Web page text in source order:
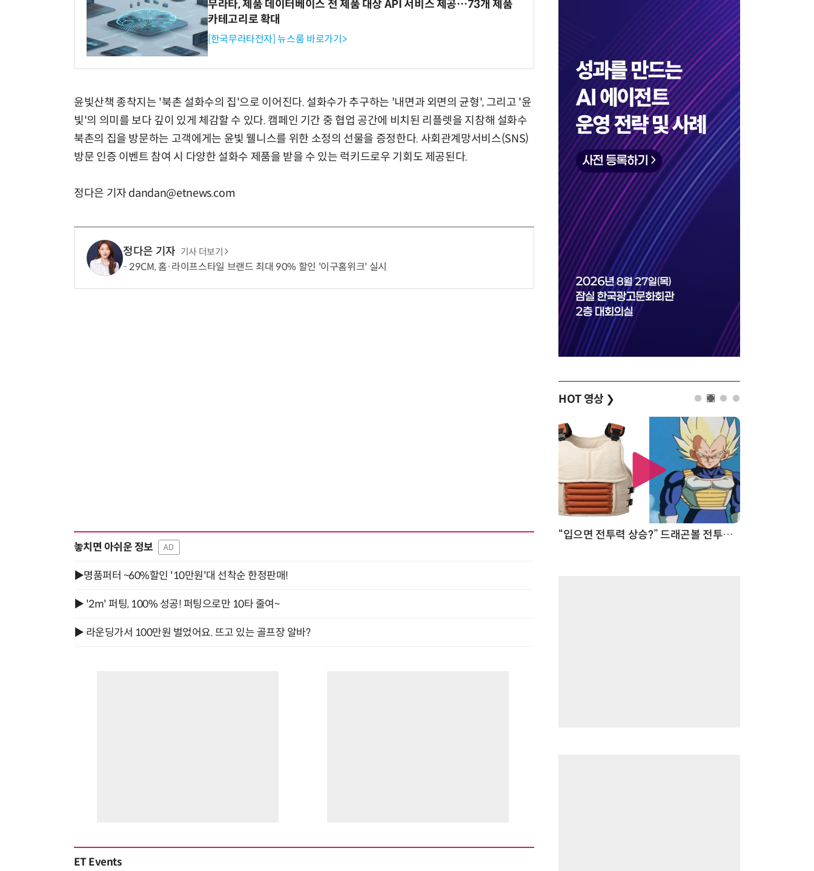
무라타, 제품 데이터베이스 전 제품 대상 API 서비스 제공…73개 제품
카테고리로 확대
[한국무라타전자] 뉴스룸 바로가기>
윤빛산책 종착지는 '북촌 설화수의 집'으로 이어진다. 설화수가 추구하는 '내면과 외면의 균형', 그리고 '윤
빛'의 의미를 보다 깊이 있게 체감할 수 있다. 캠페인 기간 중 협업 공간에 비치된 리플렛을 지참해 설화수
북촌의 집을 방문하는 고객에게는 윤빛 웰니스를 위한 소정의 선물을 증정한다. 사회관계망서비스(SNS)
방문 인증 이벤트 참여 시 다양한 설화수 제품을 받을 수 있는 럭키드로우 기회도 제공된다.
정다은 기자 dandan@etnews.com
정다은 기자 기사 더보기
29CM, 홈·라이프스타일 브랜드 최대 90% 할인 '이구홈위크' 실시
놓치면 아쉬운 정보 AD
▶명품퍼터 ~60%할인 '10만원'대 선착순 한정판매!
▶ '2m' 퍼팅, 100% 성공! 퍼팅으로만 10타 줄여~
▶ 라운딩가서 100만원 벌었어요. 뜨고 있는 골프장 알바?
ET Events
HOT 영상 ❯
“계속 쫓아왔다”…도망치던 우크라 민간인 공격한 러 자폭 드론 진정한 우정?…친구 구하려다 둘 다 의자 틈에 목이 낀 순간 “입으면 전투력 상승?” 드래곤볼 전투복 닮은 중량조끼